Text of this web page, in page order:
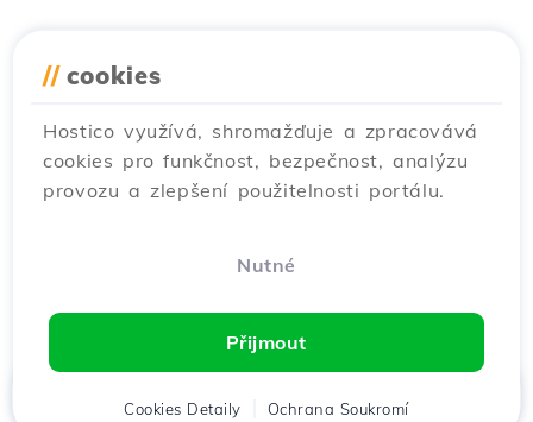
// cookies
Hostico využívá, shromažďuje a zpracovává
cookies pro funkčnost, bezpečnost, analýzu
provozu a zlepšení použitelnosti portálu.
Nutné
Přijmout
Cookies Detaily Ochrana Soukromí
Klient Košík Chat